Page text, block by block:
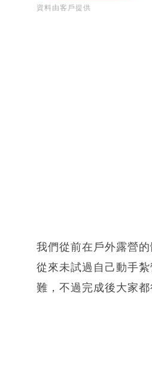
資料由客戶提供
我們從前在戶外露營
從來未試過自己動手
難，不過完成後大家都